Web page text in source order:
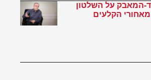
המאבק על השלטון
הקלעים